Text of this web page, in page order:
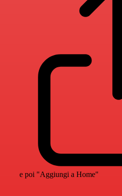
e poi "Aggiungi a Home"